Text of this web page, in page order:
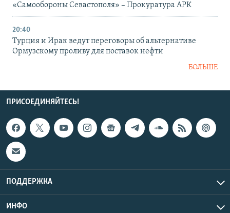
«Самообороны Севастополя» – Прокуратура АРК
20:40
Турция и Ирак ведут переговоры об альтернативе
Ормузскому проливу для поставок нефти
БОЛЬШЕ
ПРИСОЕДИНЯЙТЕСЬ!
ПОДДЕРЖКА
ИНФО